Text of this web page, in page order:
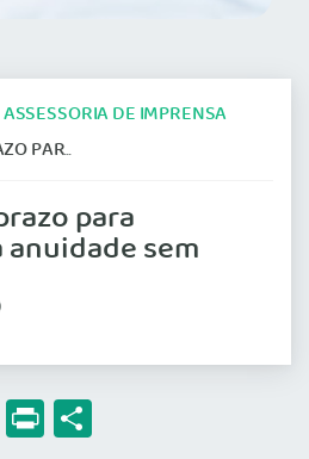
ASSESSORIA DE IMPRENSA
SEM MULTAS
para
sem
Email
Print